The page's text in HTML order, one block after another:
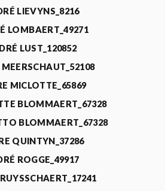
LIEVYNS_8216
LOMBAERT_49271
LUST_120852
MICLOTTE_65869
BLOMMAERT_67328
BLOMMAERT_67328
QUINTYN_37286
ROGGE_49917